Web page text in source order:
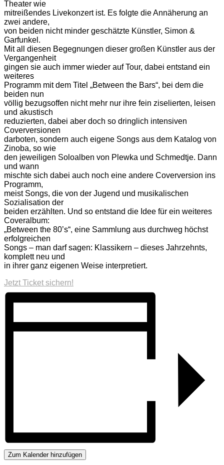
Theater wie
mitreißendes Livekonzert ist. Es folgte die Annäherung an
zwei andere,
von beiden nicht minder geschätzte Künstler, Simon &
Garfunkel.
Mit all diesen Begegnungen dieser großen Künstler aus der
Vergangenheit
gingen sie auch immer wieder auf Tour, dabei entstand ein
weiteres
Programm mit dem Titel „Between the Bars“, bei dem die
beiden nun
völlig bezugsoffen nicht mehr nur ihre fein ziselierten, leisen
und akustisch
reduzierten, dabei aber doch so dringlich intensiven
Coverversionen
darboten, sondern auch eigene Songs aus dem Katalog von
Zinoba, so wie
den jeweiligen Soloalben von Plewka und Schmedtje. Dann
und wann
mischte sich dabei auch noch eine andere Coverversion ins
Programm,
meist Songs, die von der Jugend und musikalischen
Sozialisation der
beiden erzählten. Und so entstand die Idee für ein weiteres
Coveralbum:
„Between the 80’s“, eine Sammlung aus durchweg höchst
erfolgreichen
Songs – man darf sagen: Klassikern – dieses Jahrzehnts,
komplett neu und
in ihrer ganz eigenen Weise interpretiert.
Jetzt Ticket sichern!
Zum Kalender hinzufügen